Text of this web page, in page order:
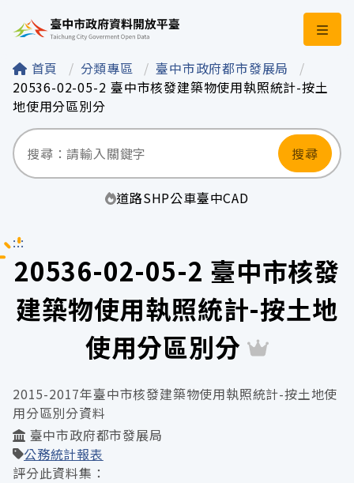
臺中市政府資料開
首頁 分類專區
臺中市政府都市發展局
20536-02-05-2 臺中市核發建築物使用執照統計-按土
地使用分區別分
搜尋
道路SHP公車臺中CAD
:::
20536-02-05-2 臺中市核發
建築物使用執照統計-按土地
使用分區別分
2015-2017年臺中市核發建築物使用執照統計-按土地使
用分區別分資料
臺中市政府都市發展局
公務統計報表
評分此資料集：